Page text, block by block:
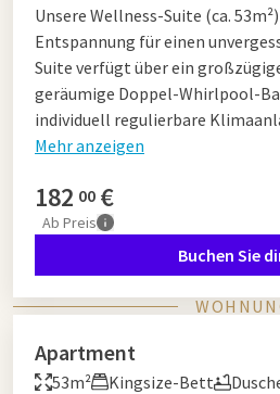
Unsere Wellness-Suite (ca.
Entspannung für einen
Suite verfügt über ein
geräumige Doppel-Whirlpool-
individuell regulierbare
Mehr anzeigen
182 00 €
Ab Preis
Buchen Sie
Apartment
53m² Kingsize-Bett